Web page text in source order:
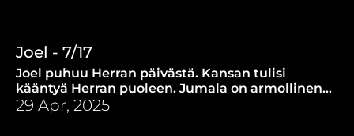
Joel - 7/17
Joel puhuu Herran päivästä. Kansan tulisi
kääntyä Herran puoleen. Jumala on armollinen.
Hän ei torju sitä, joka kääntyy Hänen puoleen.
29 Apr, 2025